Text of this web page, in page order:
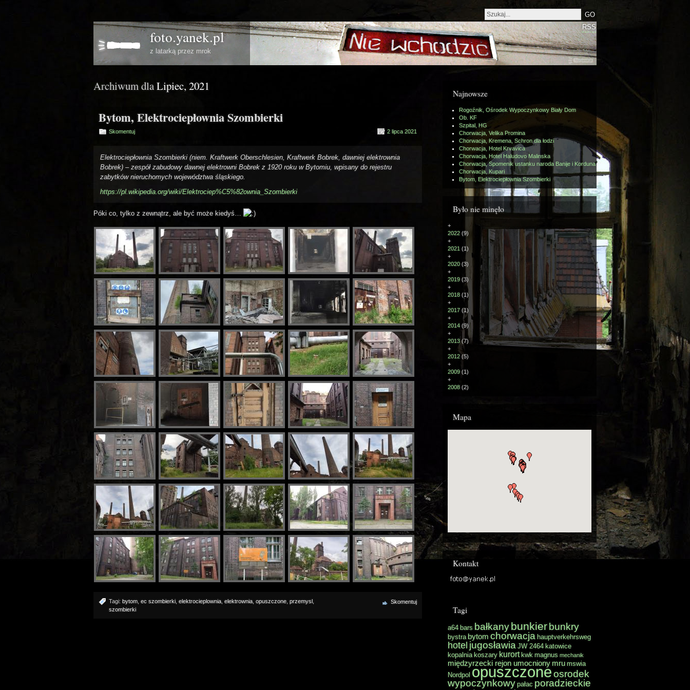
foto.yanek.pl
z latarką przez mrok
RSS
Archiwum dlaLipiec, 2021
Bytom, Elektrociepłownia Szombierki
Skomentuj 2 lipca 2021
Elektrociepłownia Szombierki (niem. Kraftwerk Oberschlesien, Kraftwerk Bobrek, dawniej elektrownia
Bobrek) – zespół zabudowy dawnej elektrowni Bobrek z 1920 roku w Bytomiu, wpisany do rejestru
zabytków nieruchomych województwa śląskiego.
https://pl.wikipedia.org/wiki/Elektrociep%C5%82ownia_Szombierki
Póki co, tylko z zewnątrz, ale być może kiedyś…
Tagi: bytom ec szombierki elektrocieplownia elektrownia opuszczone przemysl
szombierki
Skomentuj
Najnowsze
Rogoźnik, Ośrodek Wypoczynkowy Biały Dom
Ob. KF
Szpital, HG
Chorwacja, Velika Promina
Chorwacja, Kremena, Schron dla łodzi
Chorwacja, Hotel Krvavica
Chorwacja, Hotel Haludovo Malinska
Chorwacja, Spomenik ustanku naroda Banije i Korduna
Chorwacja, Kupari
Bytom, Elektrociepłownia Szombierki
Było nie minęło
+
2022 (9)
+
2021 (1)
+
2020 (3)
+
2019 (3)
+
2018 (1)
+
2017 (1)
+
2014 (9)
+
2013(7)
+
2012 (5)
+
2009 (1)
+
2008 (2)
Mapa
Kontakt
Tagi
a64 bars bałkanybunkierbunkry
bystra bytom chorwacja hauptverkehrsweg
hotel jugosławia JW 2464 katowice
kopalnia koszary kurort kwk magnus mechanik
międzyrzecki rejon umocniony mru mswia
Nordpol opuszczoneosrodek
wypoczynkowy pałac poradzieckie